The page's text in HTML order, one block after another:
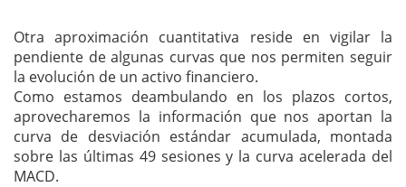
Otra aproximación cuantitativa reside en vigilar la
pendiente de algunas curvas que nos permiten seguir
la evolución de un activo financiero.
Como estamos deambulando en los plazos cortos,
aprovecharemos la información que nos aportan la
curva de desviación estándar acumulada, montada
sobre las últimas 49 sesiones y la curva acelerada del
MACD.